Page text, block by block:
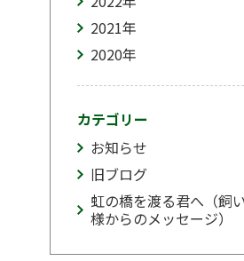
2021年
2020年
カテゴリー
お知らせ
旧ブログ
虹の橋を渡る君へ（飼
様からのメッセージ）